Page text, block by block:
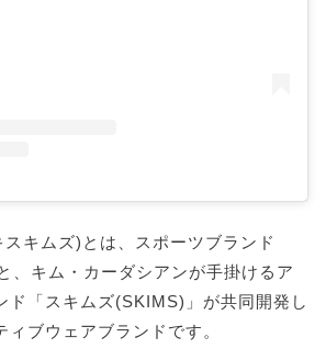
キムズ)とは、スポーツブランド
、キム・カーダシアンが手掛けるア
ド「スキムズ(SKIMS)」が共同開発し
ィブウェアブランドです。